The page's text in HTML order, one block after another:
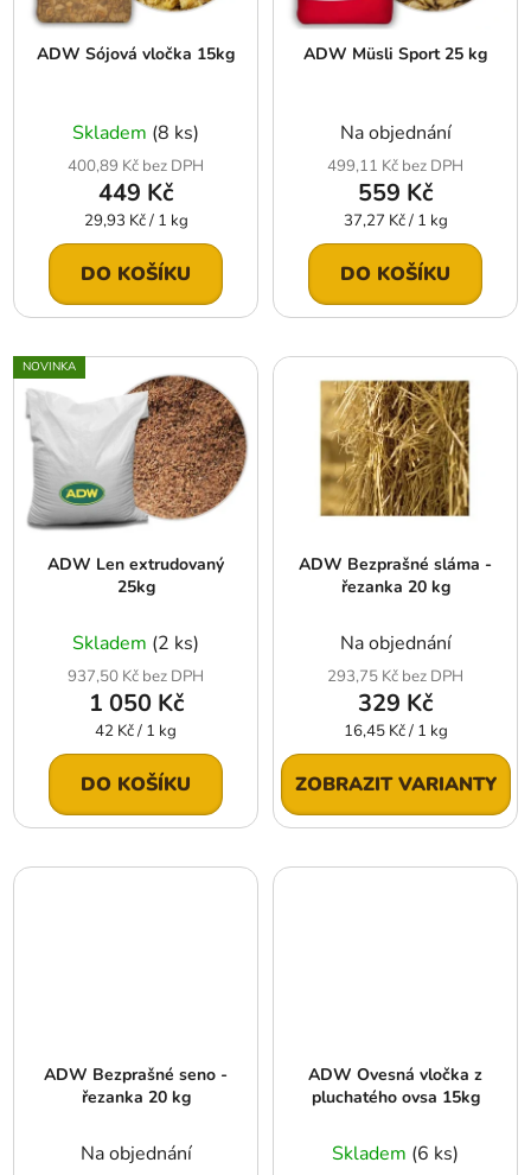
ADW Sójová vločka 15kg
Skladem (8 ks)
400,89 Kč bez DPH
449 Kč
Měrná
cena:
29,93 Kč / 1 kg
DO KOŠÍKU
ADW Müsli Sport 25 kg
Na objednání
499,11 Kč bez DPH
559 Kč
Měrná
cena:
37,27 Kč / 1 kg
DO KOŠÍKU
NOVINKA
ADW Len extrudovaný
25kg
Skladem (2 ks)
937,50 Kč bez DPH
1 050 Kč
Měrná
cena:
42 Kč / 1 kg
DO KOŠÍKU
ADW Bezprašné sláma -
řezanka 20 kg
Na objednání
293,75 Kč bez DPH
329 Kč
Měrná
cena:
16,45 Kč / 1 kg
ZOBRAZIT VARIANTY
ADW Bezprašné seno -
řezanka 20 kg
Na objednání
ADW Ovesná vločka z
pluchatého ovsa 15kg
Skladem (6 ks)